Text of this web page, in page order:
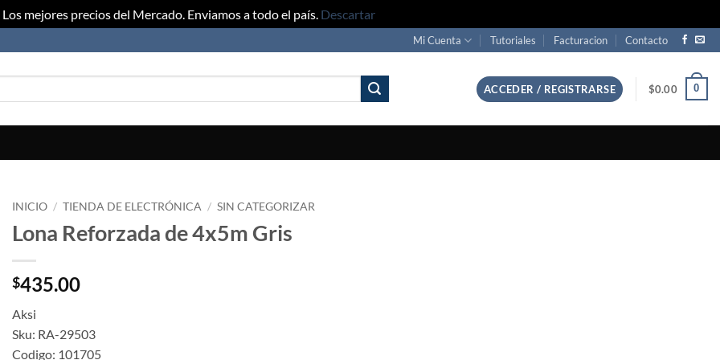
Los mejores precios del Mercado. Enviamos a todo el país. Descartar
Mi Cuenta Tutoriales Facturacion Contacto
ACCEDER / REGISTRARSE $0.00 0
INICIO / TIENDA DE ELECTRÓNICA / SIN CATEGORIZAR
Lona Reforzada de 4x5m Gris
$435.00
Aksi
Sku: RA-29503
Codigo: 101705